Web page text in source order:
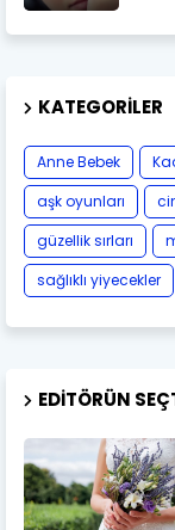
KATEGORILER
Anne Bebek
aşk oyunları
güzellik sırları
sağlıklı yiyecekler
EDITÖRÜN